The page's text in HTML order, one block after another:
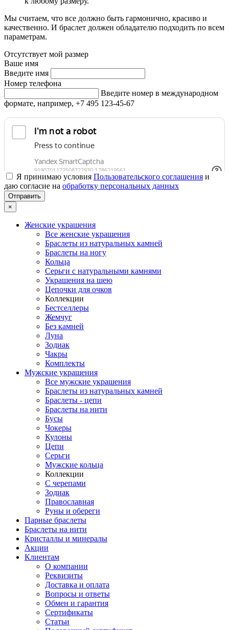
Мы считаем, что все должно быть гармонично, красиво и
качественно. И браслет должен обладателю подходить по всем
параметрам.
Отсутствует мой размер
Ваше имя
Введите имя
Номер телефона
Введите номер в международном
формате, например, +7 495 123-45-67
Я принимаю условия Пользовательского соглашения и
даю согласие на обработку персональных данных
×
Женские украшения
Все женские украшения
Браслеты из натуральных камней
Браслеты на ногу
Кольца
Серьги с натуральными камнями
Украшения на шею
Цепочки для очков
Коллекции
Бестселлеры
Жемчуг
Без камней
Луна
Зодиак
Чакры
Комплекты
Мужские украшения
Все мужские украшения
Браслеты из натуральных камней
Браслеты - цепи
Браслеты на нити
Бусы
Чокеры
Кулоны
Цепи
Серьги
Мужские кольца
Коллекции
С черепами
Зодиак
Православная
Руны и обереги
Парные браслеты
Браслеты на нити
Кристаллы и минералы
Акции
Клиентам
О компании
Реквизиты
Доставка и оплата
Вопросы и ответы
Обмен и гарантия
Сертификаты
Статьи